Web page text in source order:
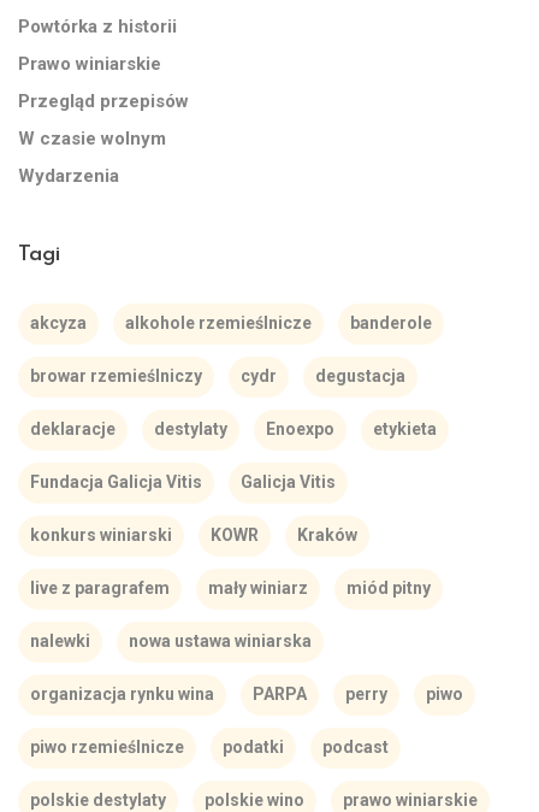
Powtórka z historii
Prawo winiarskie
Przegląd przepisów
W czasie wolnym
Wydarzenia
Tagi
akcyza alkohole rzemieślnicze banderole
browar rzemieślniczy cydr degustacja
deklaracje destylaty Enoexpo etykieta
Fundacja Galicja Vitis Galicja Vitis
konkurs winiarski KOWR Kraków
live z paragrafem mały winiarz miód pitny
nalewki nowa ustawa winiarska
organizacja rynku wina PARPA perry piwo
piwo rzemieślnicze podatki podcast
polskie destylaty polskie wino prawo winiarskie